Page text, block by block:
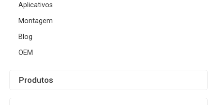
Aplicativos
Montagem
Blog
OEM
Produtos